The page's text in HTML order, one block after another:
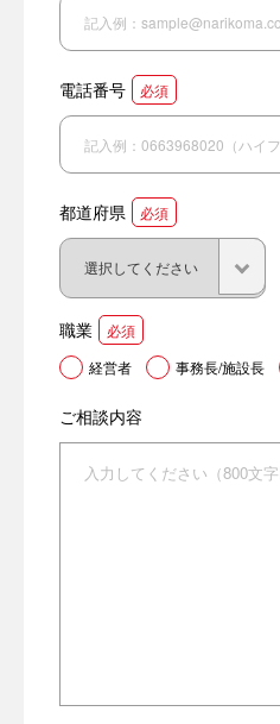
電話番号 必須
都道府県 必須
職業
必須
経営者
事務長/施設長
ご相談内容